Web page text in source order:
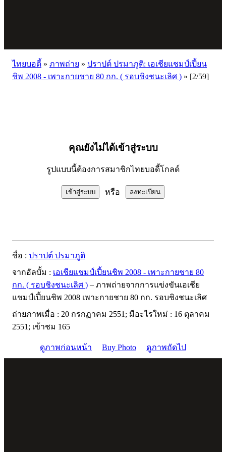
ไทยบอดี้ » ภาพถ่าย » ปราปต์ ปรมาภูติ: เอเชียแชมป์เปี้ยน
ชิพ 2008 - เพาะกายชาย 80 กก. ( รอบชิงชนะเลิศ ) » [2/59]
คุณยังไม่ได้เข้าสู่ระบบ
รูปแบบนี้ต้องการสมาชิกไทยบอดี้โกลด์
หรือ
ชื่อ : ปราปต์ ปรมาภูติ
จากอัลบั้ม : เอเชียแชมป์เปี้ยนชิพ 2008 - เพาะกายชาย 80
กก. ( รอบชิงชนะเลิศ ) – ภาพถ่ายจากการแข่งขันเอเชีย
แชมป์เปี้ยนชิพ 2008 เพาะกายชาย 80 กก. รอบชิงชนะเลิศ
ถ่ายภาพเมื่อ : 20 กรกฏาคม 2551; มีอะไรใหม่ : 16 ตุลาคม
2551; เข้าชม 165
ดูภาพก่อนหน้า Buy Photo ดูภาพถัดไป